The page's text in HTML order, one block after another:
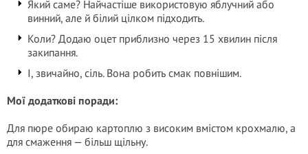
Який саме? Найчастіше використовую яблучний або
винний, але й білий цілком підходить.
Коли? Додаю оцет приблизно через 15 хвилин після
закипання.
І, звичайно, сіль. Вона робить смак повнішим.
Мої додаткові поради:
Для пюре обираю картоплю з високим вмістом крохмалю, а
для смаження — більш щільну.